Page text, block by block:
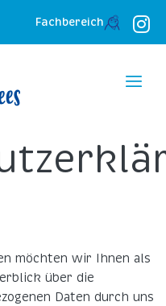
Fachbereich
möchten wir Ihnen als
über die
Daten durch uns